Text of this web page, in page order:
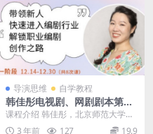
导演思维 自学教程
韩佳彤电视剧、网剧剧本第一
阶段
课程介绍 韩佳彤，北京师范大学艺
术与传媒学院博士后，北京电影学
3 年前 127 19.9